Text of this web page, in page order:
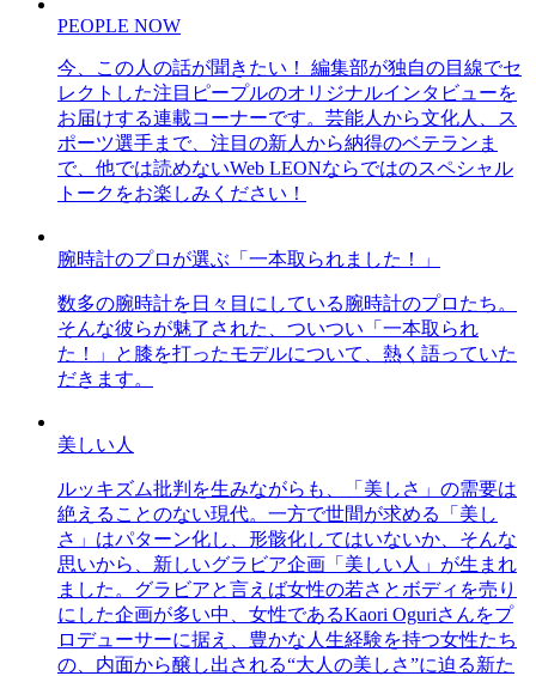
PEOPLE NOW
今、この人の話が聞きたい！ 編集部が独自の目線でセ
レクトした注目ピープルのオリジナルインタビューを
お届けする連載コーナーです。芸能人から文化人、ス
ポーツ選手まで、注目の新人から納得のベテランま
で、他では読めないWeb LEONならではのスペシャル
トークをお楽しみください！
腕時計のプロが選ぶ「一本取られました！」
数多の腕時計を日々目にしている腕時計のプロたち。
そんな彼らが魅了された、ついつい「一本取られ
た！」と膝を打ったモデルについて、熱く語っていた
だきます。
美しい人
ルッキズム批判を生みながらも、「美しさ」の需要は
絶えることのない現代。一方で世間が求める「美し
さ」はパターン化し、形骸化してはいないか、そんな
思いから、新しいグラビア企画「美しい人」が生まれ
ました。グラビアと言えば女性の若さとボディを売り
にした企画が多い中、女性であるKaori Oguriさんをプ
ロデューサーに据え、豊かな人生経験を持つ女性たち
の、内面から醸し出される“大人の美しさ”に迫る新た